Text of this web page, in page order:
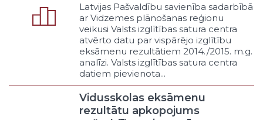
Tikumības policija
Īres valdes
Bāriņtiesas
Bērnu tiesību aizsardzība
Iekšpagalmi
Krīzes centri (fiziskām personām)
neaizsargātām grupām
Probācija
Apcietinājumā esošo
Latvijas Pašvaldību savienība sadarbībā
ar Vidzemes plānošanas reģionu
veikusi Valsts izglītības satura centra
atvērto datu par vispārējo izglītību
eksāmenu rezultātiem 2014./2015. m.g.
analīzi. Valsts izglītības satura centra
datiem pievienota...
Vidusskolas eksāmenu
rezultātu apkopojums